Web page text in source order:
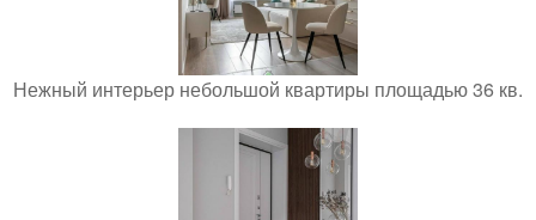
Нежный интерьер небольшой квартиры площадью 36 кв.